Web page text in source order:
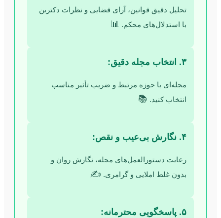
تحلیل دقیق قوانین، آرای قضایی و نظرات دکترین
با استدلال‌های محکم. 📊
۳. انتخاب مجله دقیق:
مجله‌ای با حوزه مرتبط و ضریب تأثیر مناسب
انتخاب کنید. 📚
۴. نگارش بی‌عیب و نقص:
رعایت دستورالعمل‌های مجله، نگارش روان و
بدون غلط املایی و گرامری. ✍️
۵. پاسخگویی محترمانه: